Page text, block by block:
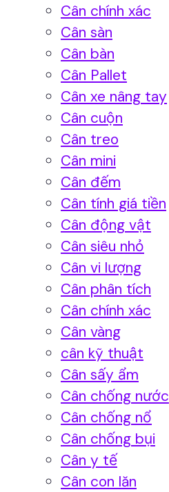
Cân chính xác
Cân sàn
Cân bàn
Cân Pallet
Cân xe nâng tay
Cân cuộn
Cân treo
Cân mini
Cân đếm
Cân tính giá tiền
Cân động vật
Cân siêu nhỏ
Cân vi lượng
Cân phân tích
Cân chính xác
Cân vàng
cân kỹ thuật
Cân sấy ẩm
Cân chống nước
Cân chống nổ
Cân chống bụi
Cân y tế
Cân con lăn